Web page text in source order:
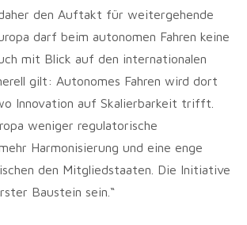
den Auftakt für weitergehende
darf beim autonomen Fahren keine
mit Blick auf den internationalen
gilt: Autonomes Fahren wird dort
Innovation auf Skalierbarkeit trifft.
weniger regulatorische
Harmonisierung und eine enge
den Mitgliedstaaten. Die Initiative
Baustein sein.“